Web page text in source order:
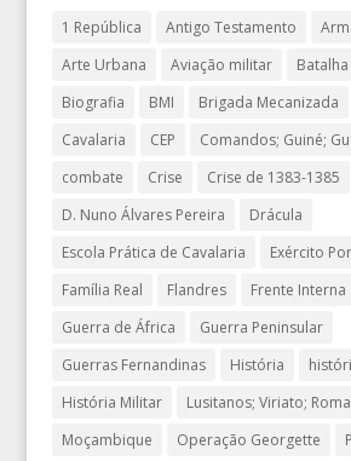
1 República Antigo Testamento
Arte Urbana
Aviação militar
Biografia
BMI Brigada Mecanizada
Cavalaria
CEP
Comandos; Guiné;
combate
Crise
Crise de 1383-1385
D. Nuno Álvares Pereira
Drácula
Escola Prática de Cavalaria
Exército
Família Real
Flandres Frente Interna
Guerra de África
Guerra Peninsular
Guerras Fernandinas
História
História Militar
Lusitanos; Viriato;
Moçambique
Operação Georgette